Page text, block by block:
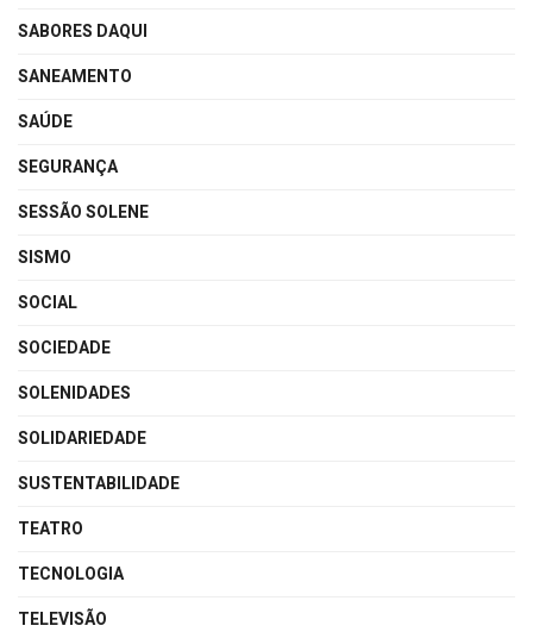
SABORES DAQUI
SANEAMENTO
SAÚDE
SEGURANÇA
SESSÃO SOLENE
SISMO
SOCIAL
SOCIEDADE
SOLENIDADES
SOLIDARIEDADE
SUSTENTABILIDADE
TEATRO
TECNOLOGIA
TELEVISÃO